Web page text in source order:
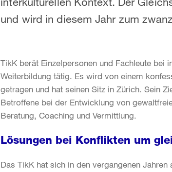
und wird in diesem Jahr zum
TikK berät Einzelpersonen und Fachleute bei
Weiterbildung tätig. Es wird von einem
getragen und hat seinen Sitz in Zürich. Sein
Betroffene bei der Entwicklung von
Beratung, Coaching und Vermittlung.
Lösungen bei Konflikten um
Das TikK hat sich in den vergangenen